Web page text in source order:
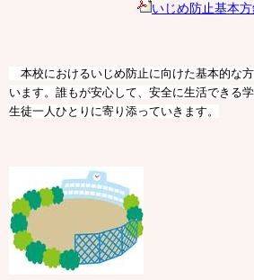
いじめ防止基本
本校におけるいじめ防止に向けた基本的な
います。誰もが安心して、安全に生活できる
生徒一人ひとりに寄り添っていきます。